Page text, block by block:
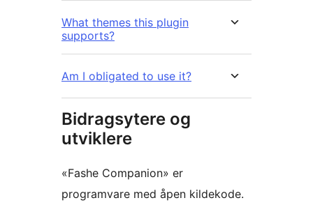
What themes this plugin
supports?
Am I obligated to use it?
Bidragsytere og
utviklere
«Fashe Companion» er
programvare med åpen kildekode.